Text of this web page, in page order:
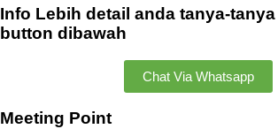
Info Lebih detail anda tanya-
button dibawah
Chat Via Whatsapp
Meeting Point